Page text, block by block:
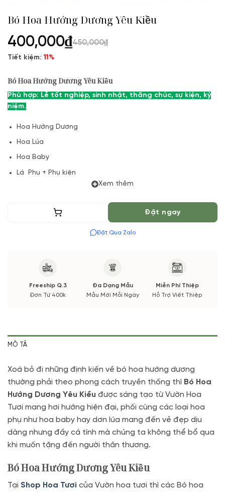
Bó Hoa Hướng Dương Yêu Kiều
400,000₫450,000₫
Tiết kiệm:11%
Bó Hoa Hướng Dương Yêu Kiều
Phù hợp: Lễ tốt nghiệp, sinh nhật, thăng chúc, sự kiện, kỷ
niệm.
Hoa Hướng Dương
Hoa Lúa
Hoa Baby
Lá Phụ + Phụ kiện
đảm bảo phong cách cắm, tone màu sắc.
Nếu có thay đổi về Hoa phụ và thời gian giao sẽ được thông
báo đến Quý khách hàng xác nhận trước khi cắm hay bó.
Xem thêm
Thêm vào giỏ Đặt ngay
Đặt Qua Zalo
Freeship Q.3
Đơn Từ 400k
Đa Dạng Mẫu
Mẫu Mới Mỗi Ngày
Miễn Phí Thiệp
Hỗ Trợ Viết Thiệp
MÔ TẢ
Xoá bỏ đi những định kiến về bó hoa hướng dương
thường phải theo phong cách truyền thống thì Bó Hoa
Hướng Dương Yêu Kiều được sáng tạo từ Vườn Hoa
Tươi mang hơi hướng hiện đại, phối cùng các loại hoa
phụ như hoa baby hay dơn lúa mang đến vẻ đẹp dịu
dàng nhưng đầy cá tính mà chúng ta không thể bổ qua
khi muốn tặng đến người thân thương.
Bó Hoa Hướng Dương Yêu Kiều
Tại Shop Hoa Tươi của Vườn hoa tươi thì các Bó hoa